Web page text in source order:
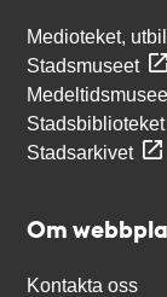
Medioteket,
Stadsmuseet
Stadsbiblioteket
Stadsarkivet
Om
Kontakta oss